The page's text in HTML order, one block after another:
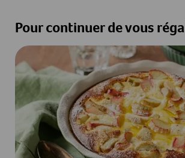
Pour continuer de vous